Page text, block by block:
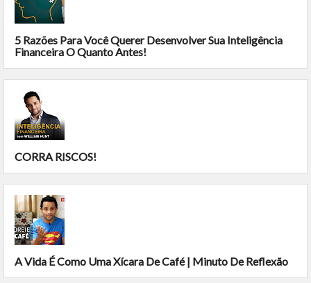
5 Razões Para Você Querer Desenvolver Sua Inteligência
Financeira O Quanto Antes!
CORRA RISCOS!
A Vida É Como Uma Xícara De Café | Minuto De Reflexão